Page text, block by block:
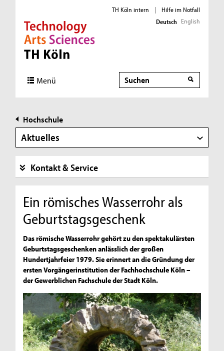
Direkt zur Hauptnavigation
Direkt zur Subnavigation
Direkt zum Inhalt
Direkt zum Fußbereich
TH Köln intern |
Hilfe im Notfall
Deutsch English
Menü Suche
Hochschule
Aktuelles
Kontakt & Service
Ein römisches Wasserrohr als
Geburtstagsgeschenk
Das römische Wasserrohr gehört zu den spektakulärsten
Geburtstagsgeschenken anlässlich der großen
Hundertjahrfeier 1979. Sie erinnert an die Gründung der
ersten Vorgängerinstitution der Fachhochschule Köln –
der Gewerblichen Fachschule der Stadt Köln.